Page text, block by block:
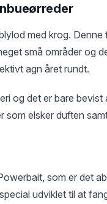
med krog.
små områder og
agn året rundt.
og det er bare
elsker duften
som er det
udviklet til at